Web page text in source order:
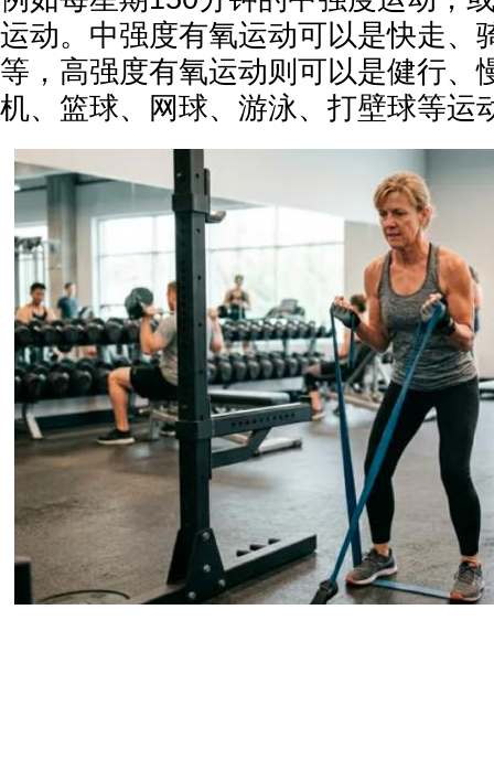
运动。中强度有氧运动可以是快走、
等，高强度有氧运动则可以是健行、
机、篮球、网球、游泳、打壁球等运